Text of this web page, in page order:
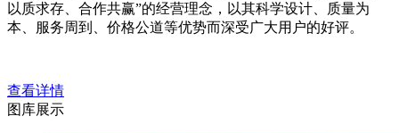
以质求存、合作共赢”的经营理念，以其科学设计、质量为
本、服务周到、价格公道等优势而深受广大用户的好评。
查看详情
图库展示